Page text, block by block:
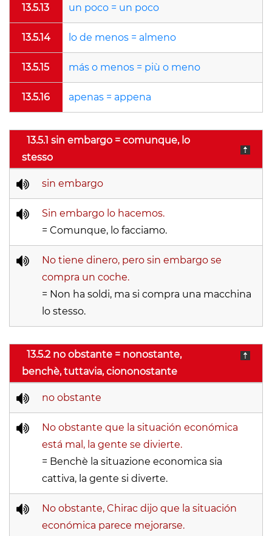
13.5.13 un poco = un poco
13.5.14 lo de menos = almeno
13.5.15 más o menos = più o meno
13.5.16 apenas = appena
13.5.1 sin embargo = comunque, lo
stesso
sin embargo
Sin embargo lo hacemos.
= Comunque, lo facciamo.
No tiene dinero, pero sin embargo se
compra un coche.
= Non ha soldi, ma si compra una macchina
lo stesso.
13.5.2 no obstante = nonostante,
benchè, tuttavia, ciononostante
no obstante
No obstante que la situación económica
está mal, la gente se divierte.
= Benchè la situazione economica sia
cattiva, la gente si diverte.
No obstante, Chirac dijo que la situación
económica parece mejorarse.